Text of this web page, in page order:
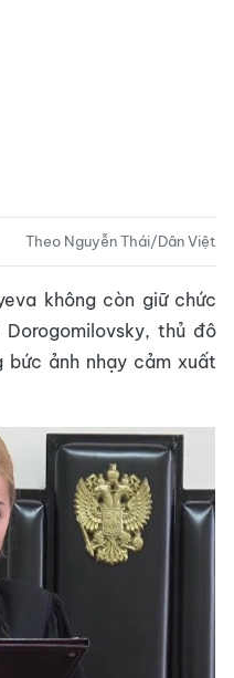
Theo Nguyễn Thái/Dân Việt
không còn giữ chức
thủ đô
bức ảnh nhạy cảm xuất